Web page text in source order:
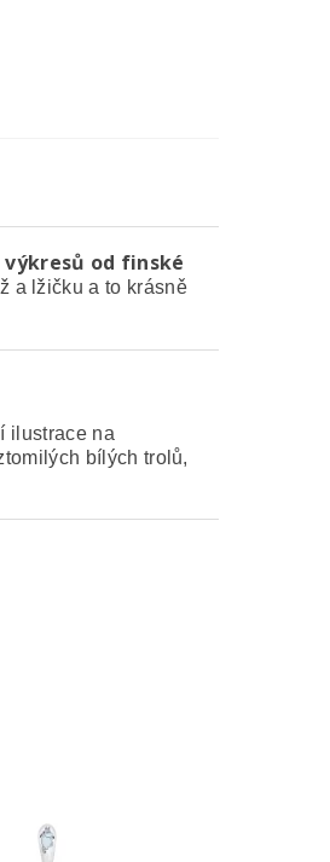
od finské
a lžičku a to krásně
ilustrace na
bílých trolů,